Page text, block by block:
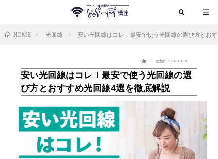
HOME 光回線 安い光回線はコレ！最安で使う光回線の選び方とお
更新日：2020.09.30
安い光回線はコレ！最安で使う光回線の選
び方とおすすめ光回線4選を徹底解説